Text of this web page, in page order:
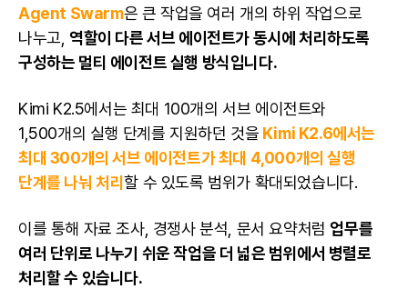
Agent Swarm은 큰 작업을 여러 개의 하위 작업으로
나누고, 역할이 다른 서브 에이전트가 동시에 처리하도록
구성하는 멀티 에이전트 실행 방식입니다.
Kimi K2.5에서는 최대 100개의 서브 에이전트와
1,500개의 실행 단계를 지원하던 것을 Kimi K2.6에서는
최대 300개의 서브 에이전트가 최대 4,000개의 실행
단계를 나눠 처리할 수 있도록 범위가 확대되었습니다.
이를 통해 자료 조사, 경쟁사 분석, 문서 요약처럼 업무를
여러 단위로 나누기 쉬운 작업을 더 넓은 범위에서 병렬로
처리할 수 있습니다.